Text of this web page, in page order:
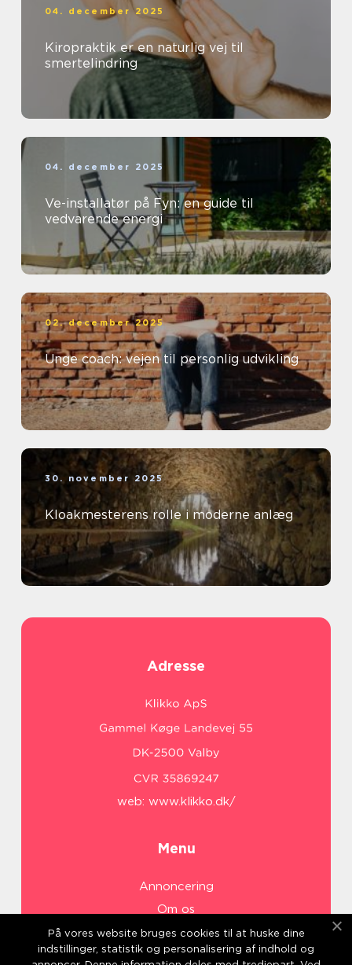
04. december 2025
Kiropraktik er en naturlig vej til
smertelindring
04. december 2025
Ve-installatør på Fyn: en guide til
vedvarende energi
02. december 2025
Unge coach: vejen til personlig udvikling
30. november 2025
Kloakmesterens rolle i moderne anlæg
Adresse
web: www.klikko.dk/
Menu
Annoncering
Om os
Cookies
Kontakt os
På vores website bruges cookies til at huske dine
indstillinger, statistik og personalisering af indhold og